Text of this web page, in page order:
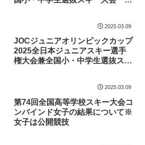
2025.03.09
JOCジュニアオリンピックカップ
2025全日本ジュニアスキー選手
権大会兼全国小・中学生選抜スキ
カントリーのスタートリストにつ
いて
2025.03.09
第74回全国高等学校スキー大会コ
ンバインド女子の結果について※
女子は公開競技